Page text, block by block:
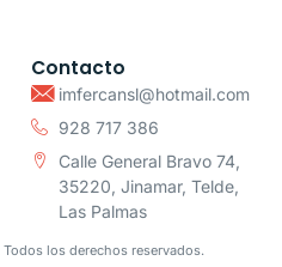
Contacto
imfercansl@hotmail.com
928 717 386
Calle General Bravo 74,
35220, Jinamar, Telde,
Las Palmas
los derechos reservados.